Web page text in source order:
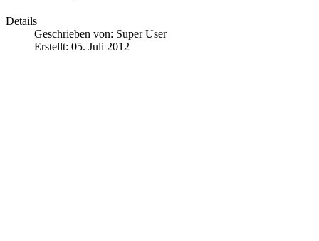
Details
Geschrieben von: Super User
Erstellt: 05. Juli 2012